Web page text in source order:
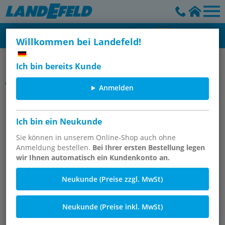
Willkommen bei Landefeld!
Ich bin bereits Kunde
Anmelden
Ich bin ein Neukunde
Sie können in unserem Online-Shop auch ohne
Anmeldung bestellen. Bei Ihrer ersten Bestellung legen
wir Ihnen automatisch ein Kundenkonto an.
Neukunde (Preise zzgl. MwSt)
Neukunde (Preise inkl. MwSt)
Wartungsgeräte - Futura
Artikelgruppe
Druckregler &
Präzisionsdruckregler - Futura-
Baureihe 1, bis 2500 l/min